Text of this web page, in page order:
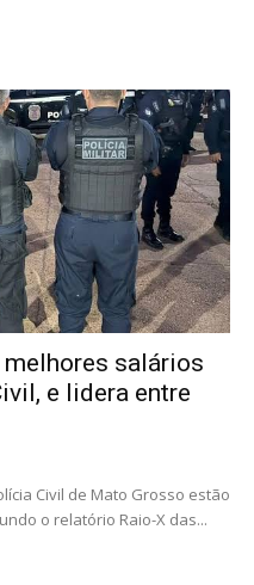
salários
e lidera entre
Civil de Mato Grosso estão
o relatório Raio-X das...